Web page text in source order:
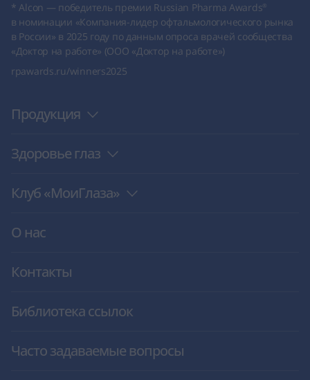
* Alcon — победитель премии Russian Pharma Awards®
в номинации «Компания-лидер офтальмологического рынка
в России» в 2025 году по данным опроса врачей сообщества
«Доктор на работе» (ООО «Доктор на работе»)
rpawards.ru/winners2025
Продукция
Здоровье глаз
Клуб «МоиГлаза»
О нас
Контакты
Библиотека ссылок
Часто задаваемые вопросы